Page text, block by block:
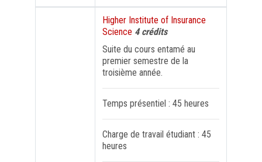
FORMATION PROFESSIONNELLE
Higher Institute of Insurance
Science 4 crédits
Suite du cours entamé au
premier semestre de la
troisième année.
Temps présentiel : 45 heures
Charge de travail étudiant : 45
heures